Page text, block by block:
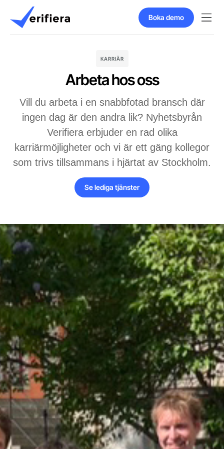
Boka demo
KARRIÄR
Arbeta hos oss
Vill du arbeta i en snabbfotad bransch där
ingen dag är den andra lik? Nyhetsbyrån
Verifiera erbjuder en rad olika
karriärmöjligheter och vi är ett gäng kollegor
som trivs tillsammans i hjärtat av Stockholm.
Se lediga tjänster